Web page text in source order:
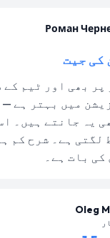
Роман
کی جیت
پر بھی اور ٹیم کے
میں بہتر ہے
یہ جانتے ہیں۔
لگتی ہے۔ شرح کم
بات ہے۔
Oleg